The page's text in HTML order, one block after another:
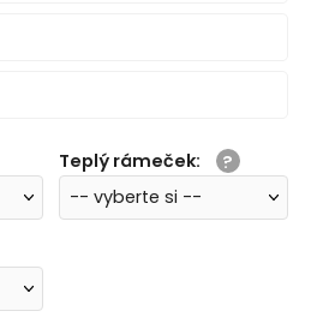
Teplý rámeček: